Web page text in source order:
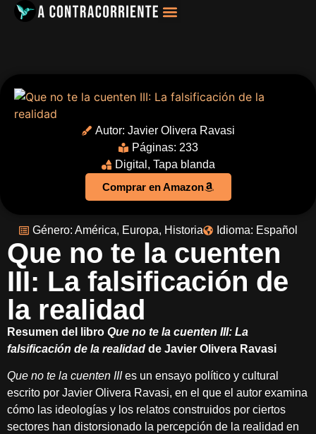
Género: América, Europa, Historia Idioma: Español
Que no te la cuenten
III: La falsificación de
la realidad
Resumen del libro Que no te la cuenten III: La
falsificación de la realidad de Javier Olivera Ravasi
Que no te la cuenten IIIes un ensayo político y cultural
escrito por Javier Olivera Ravasi, en el que el autor examina
cómo las ideologías y los relatos construidos por ciertos
sectores han distorsionado la percepción de la realidad en
Autor: Javier Olivera Ravasi
Páginas: 233
Digital , Tapa blanda
Comprar en Amazon